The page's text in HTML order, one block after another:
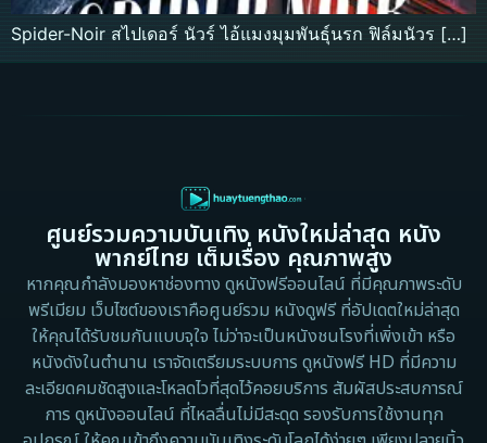
Spider-Noir สไปเดอร์ นัวร์ ไอ้แมงมุมพันธุ์นรก ฟิล์มนัวร […]
ศูนย์รวมความบันเทิง หนังใหม่ล่าสุด หนัง
พากย์ไทย เต็มเรื่อง คุณภาพสูง
หากคุณกำลังมองหาช่องทาง ดูหนังฟรีออนไลน์ ที่มีคุณภาพระดับ
พรีเมียม เว็บไซต์ของเราคือศูนย์รวม หนังดูฟรี ที่อัปเดตใหม่ล่าสุด
ให้คุณได้รับชมกันแบบจุใจ ไม่ว่าจะเป็นหนังชนโรงที่เพิ่งเข้า หรือ
หนังดังในตำนาน เราจัดเตรียมระบบการ ดูหนังฟรี HD ที่มีความ
ละเอียดคมชัดสูงและโหลดไวที่สุดไว้คอยบริการ สัมผัสประสบการณ์
การ ดูหนังออนไลน์ ที่ไหลลื่นไม่มีสะดุด รองรับการใช้งานทุก